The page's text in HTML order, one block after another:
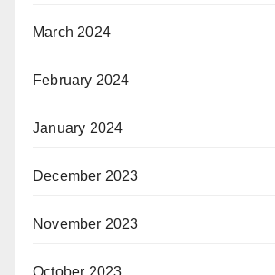
March 2024
February 2024
January 2024
December 2023
November 2023
October 2023